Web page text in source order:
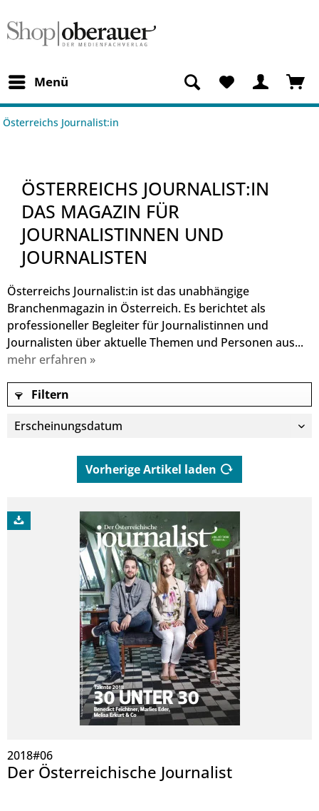
Menü
Österreichs Journalist:in
ÖSTERREICHS JOURNALIST:IN
DAS MAGAZIN FÜR
JOURNALISTINNEN UND
JOURNALISTEN
Österreichs Journalist:in ist das unabhängige
Branchenmagazin in Österreich. Es berichtet als
professioneller Begleiter für Journalistinnen und
Journalisten über aktuelle Themen und Personen aus...
mehr erfahren »
Filtern
Vorherige Artikel laden
2018#06
Der Österreichische Journalist